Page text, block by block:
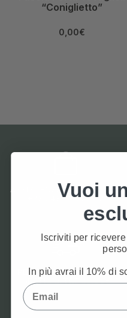
“Coniglietto”
0,00€
ASSISTENZA ALL'ACQUISTO
+39 049 880 20 22
SPEDIZIONI CON CORRIERE
GRATIS OLTRE 69,99€
Vuoi
Iscriviti per
In più avrai il 10% di
Email